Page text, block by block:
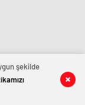
şekilde